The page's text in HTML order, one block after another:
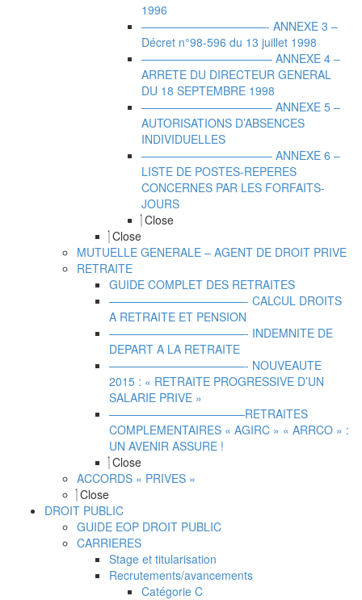
1996
———————————- ANNEXE 3 –
Décret n°98-596 du 13 juillet 1998
———————————– ANNEXE 4 –
ARRETE DU DIRECTEUR GENERAL
DU 18 SEPTEMBRE 1998
———————————– ANNEXE 5 –
AUTORISATIONS D’ABSENCES
INDIVIDUELLES
———————————– ANNEXE 6 –
LISTE DE POSTES-REPERES
CONCERNES PAR LES FORFAITS-
JOURS
Close
Close
MUTUELLE GENERALE – AGENT DE DROIT PRIVE
RETRAITE
GUIDE COMPLET DES RETRAITES
————————————- CALCUL DROITS
A RETRAITE ET PENSION
————————————- INDEMNITE DE
DEPART A LA RETRAITE
————————————- NOUVEAUTE
2015 : « RETRAITE PROGRESSIVE D’UN
SALARIE PRIVE »
————————————RETRAITES
COMPLEMENTAIRES « AGIRC » « ARRCO » :
UN AVENIR ASSURE !
Close
ACCORDS « PRIVES »
Close
DROIT PUBLIC
GUIDE EOP DROIT PUBLIC
CARRIERES
Stage et titularisation
Recrutements/avancements
Catégorie C